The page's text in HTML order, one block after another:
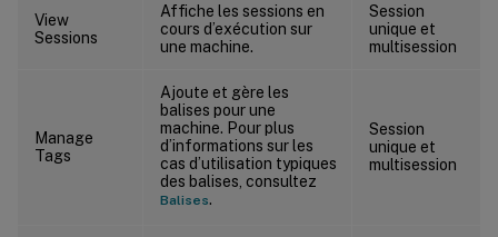
View
Sessions
Affiche les sessions en
cours d’exécution sur
une machine.
Session
unique et
multisession
Manage
Tags
Ajoute et gère les
balises pour une
machine. Pour plus
d’informations sur les
cas d’utilisation typiques
des balises, consultez
Balises.
Session
unique et
multisession